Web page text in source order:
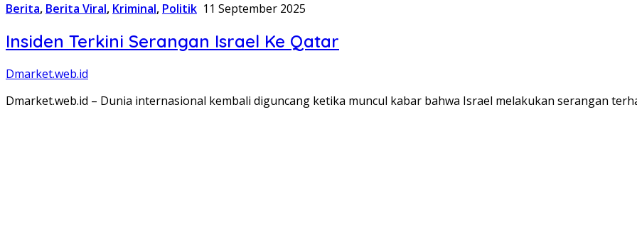
Berita, Berita Viral, Kriminal, Politik 11 September 2025
Insiden Terkini Serangan Israel Ke Qatar
Dmarket.web.id
Dmarket.web.id – Dunia internasional kembali diguncang ketika muncul kabar bahwa Israel melakukan serangan